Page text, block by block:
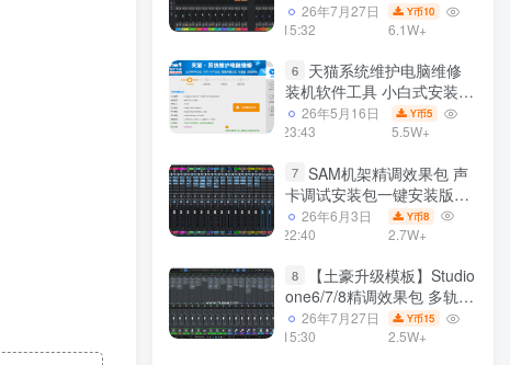
声卡调试好效果工程文件
26年7月27日
15:32
Y币10
6.1W+
6
天猫系统维护电脑维修
装机软件工具 小白式安装
完全一键安装系统 电脑系统
装机软件 一键重装系统
26年5月16日
23:43
Y币5
5.5W+
7 SAM机架精调效果包 声
卡调试安装包一键安装版模
板 带插件预设效果文件
26年6月3日
22:40
Y币8
2.7W+
8
【土豪升级模板】Studio
one6/7/8精调效果包 多轨道
效果模式可选 声卡调试好预
设模板 带插件全套文件
26年7月27日
15:30
Y币15
2.5W+